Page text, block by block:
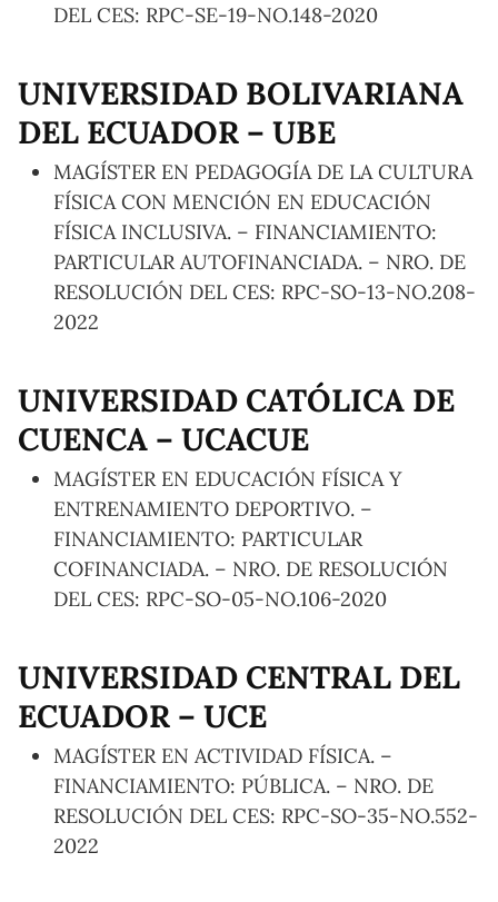
DEL CES: RPC-SE-19-NO.148-2020
UNIVERSIDAD BOLIVARIANA
DEL ECUADOR – UBE
MAGÍSTER EN PEDAGOGÍA DE LA CULTURA
FÍSICA CON MENCIÓN EN EDUCACIÓN
FÍSICA INCLUSIVA. – FINANCIAMIENTO:
PARTICULAR AUTOFINANCIADA. – NRO. DE
RESOLUCIÓN DEL CES: RPC-SO-13-NO.208-
2022
UNIVERSIDAD CATÓLICA DE
CUENCA – UCACUE
MAGÍSTER EN EDUCACIÓN FÍSICA Y
ENTRENAMIENTO DEPORTIVO. –
FINANCIAMIENTO: PARTICULAR
COFINANCIADA. – NRO. DE RESOLUCIÓN
DEL CES: RPC-SO-05-NO.106-2020
UNIVERSIDAD CENTRAL DEL
ECUADOR – UCE
MAGÍSTER EN ACTIVIDAD FÍSICA. –
FINANCIAMIENTO: PÚBLICA. – NRO. DE
RESOLUCIÓN DEL CES: RPC-SO-35-NO.552-
2022